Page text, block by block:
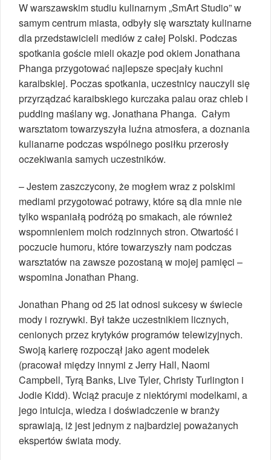
W warszawskim studiu kulinarnym „SmArt Studio” w
samym centrum miasta, odbyły się warsztaty kulinarne
dla przedstawicieli mediów z całej Polski. Podczas
spotkania goście mieli okazje pod okiem Jonathana
Phanga przygotować najlepsze specjały kuchni
karaibskiej. Poczas spotkania, uczestnicy nauczyli się
przyrządzać karaibskiego kurczaka palau oraz chleb i
pudding maślany wg. Jonathana Phanga. Całym
warsztatom towarzyszyła luźna atmosfera, a doznania
kulianarne podczas wspólnego posiłku przerosły
oczekiwania samych uczestników.
– Jestem zaszczycony, że mogłem wraz z polskimi
mediami przygotować potrawy, które są dla mnie nie
tylko wspaniałą podróżą po smakach, ale również
wspomnieniem moich rodzinnych stron. Otwartość i
poczucie humoru, które towarzyszły nam podczas
warsztatów na zawsze pozostaną w mojej pamięci –
wspomina Jonathan Phang.
Jonathan Phang od 25 lat odnosi sukcesy w świecie
mody i rozrywki. Był także uczestnikiem licznych,
cenionych przez krytyków programów telewizyjnych.
Swoją karierę rozpoczął jako agent modelek
(pracował między innymi z Jerry Hall, Naomi
Campbell, Tyrą Banks, Live Tyler, Christy Turlington i
Jodie Kidd). Wciąż pracuje z niektórymi modelkami, a
jego intuicja, wiedza i doświadczenie w branży
sprawiają, iż jest jednym z najbardziej poważanych
ekspertów świata mody.